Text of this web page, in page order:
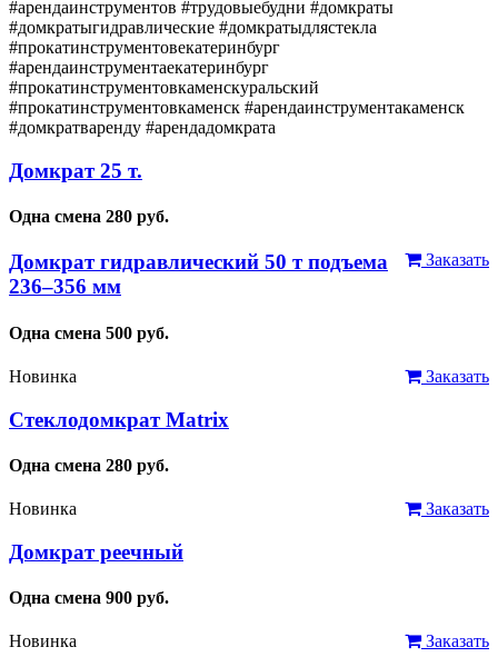
#арендаинструментов #трудовыебудни #домкраты
#домкратыгидравлические #домкратыдлястекла
#прокатинструментовекатеринбург
#арендаинструментаекатеринбург
#прокатинструментовкаменскуральский
#прокатинструментовкаменск #арендаинструментакаменск
#домкратваренду #арендадомкрата
Домкрат 25 т.
Одна смена 280 руб.
Заказать
Домкрат гидравлический 50 т подъема
236–356 мм
Одна смена 500 руб.
Заказать
Новинка
Стеклодомкрат Matrix
Одна смена 280 руб.
Заказать
Новинка
Домкрат реечный
Одна смена 900 руб.
Заказать
Новинка